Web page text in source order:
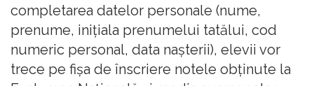
completarea datelor personale (nume,
prenume, inițiala prenumelui tatălui, cod
numeric personal, data nașterii), elevii vor
trece pe fișa de înscriere notele obținute la